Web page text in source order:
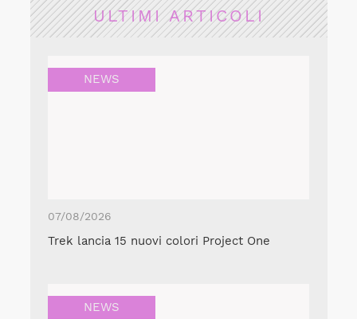
ULTIMI ARTICOLI
NEWS
07/08/2026
Trek lancia 15 nuovi colori Project One
NEWS